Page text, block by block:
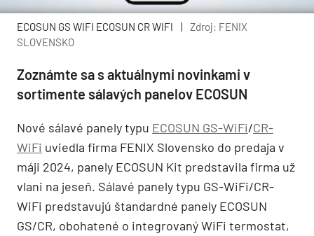
ECOSUN GS WIFI ECOSUN CR WIFI |
Zdroj: FENIX
SLOVENSKO
Zoznámte sa s aktuálnymi novinkami v
sortimente sálavých panelov ECOSUN
Nové sálavé panely typu ECOSUN GS-WiFi/CR-
WiFi uviedla firma FENIX Slovensko do predaja v
máji 2024, panely ECOSUN Kit predstavila firma už
vlani na jeseň. Sálavé panely typu GS-WiFi/CR-
WiFi predstavujú štandardné panely ECOSUN
GS/CR, obohatené o integrovaný WiFi termostat,